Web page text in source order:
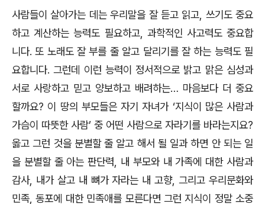
사람들이 살아가는 데는 우리말을 잘 듣고 읽고, 쓰기도 중요
하고 계산하는 능력도 필요하고, 과학적인 사고력도 중요합
니다.또 노래도 잘 부를 줄 알고 달리기를 잘 하는 능력도 필
요합니다.그런데 이런 능력이 정서적으로 밝고 맑은 심성과
서로 사랑하고 믿고 양보하고 배려하는… 마음보다 더 중요
할까요? 이 땅의 부모들은 자기 자녀가 ‘지식이 많은 사람과
가슴이 따뜻한 사람’ 중 어떤 사람으로 자라기를 바라는지요?
옳고 그런 것을 분별할 줄 알고 해서 될 일과 하면 안 되는 일
을 분별할 줄 아는 판단력, 내 부모와 내 가족에 대한 사람과
감사, 내가 살고 내 뼈가 자라는 내 고향,그리고 우리문화와
민족,동포에 대한 민족애를 모른다면 그런 지식이 정말 소중